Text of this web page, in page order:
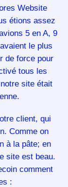
Website
étions assez
5 en A, 9
le plus
de force pour
tous les
site était
client, qui
Comme on
à la pâte; en
site est beau.
comment
: